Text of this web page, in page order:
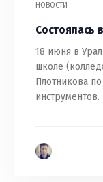
НОВОСТИ
Состоялась
18 июня в
школе
Плотникова
инструментов.